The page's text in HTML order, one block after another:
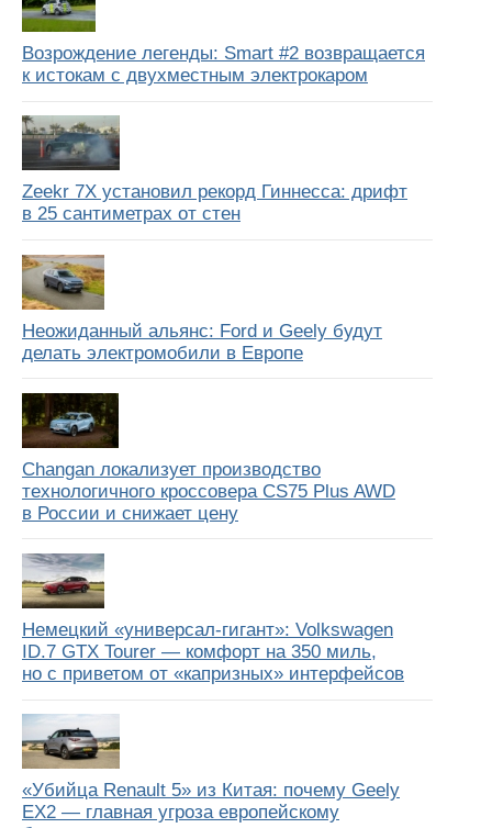
Возрождение легенды: Smart #2 возвращается
к истокам с двухместным электрокаром
Zeekr 7X установил рекорд Гиннесса: дрифт
в 25 сантиметрах от стен
Неожиданный альянс: Ford и Geely будут
делать электромобили в Европе
Changan локализует производство
технологичного кроссовера CS75 Plus AWD
в России и снижает цену
Немецкий «универсал-гигант»: Volkswagen
ID.7 GTX Tourer — комфорт на 350 миль,
но с приветом от «капризных» интерфейсов
«Убийца Renault 5» из Китая: почему Geely
EX2 — главная угроза европейскому